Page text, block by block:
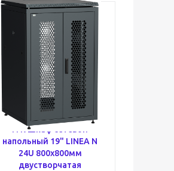
ITK Шкаф сетевой
напольный 19" LINEA N
24U 800х800мм
двустворчатая